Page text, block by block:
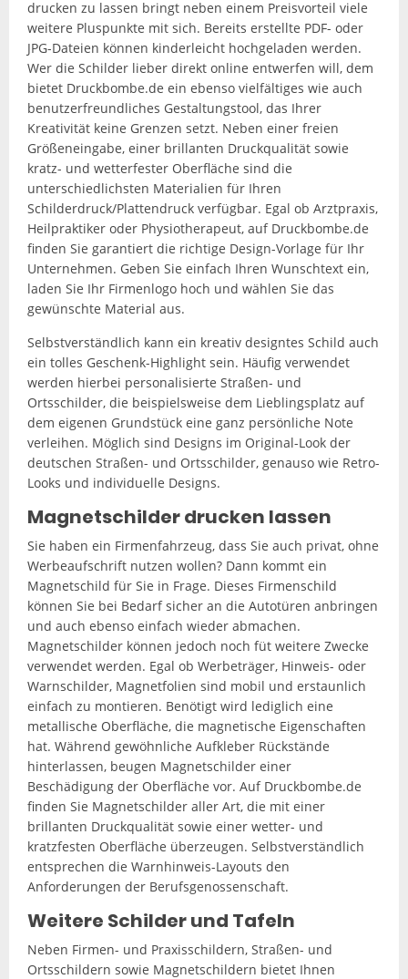
drucken zu lassen bringt neben einem Preisvorteil viele
weitere Pluspunkte mit sich. Bereits erstellte PDF- oder
JPG-Dateien können kinderleicht hochgeladen werden.
Wer die Schilder lieber direkt online entwerfen will, dem
bietet Druckbombe.de ein ebenso vielfältiges wie auch
benutzerfreundliches Gestaltungstool, das Ihrer
Kreativität keine Grenzen setzt. Neben einer freien
Größeneingabe, einer brillanten Druckqualität sowie
kratz- und wetterfester Oberfläche sind die
unterschiedlichsten Materialien für Ihren
Schilderdruck/Plattendruck verfügbar. Egal ob Arztpraxis,
Heilpraktiker oder Physiotherapeut, auf Druckbombe.de
finden Sie garantiert die richtige Design-Vorlage für Ihr
Unternehmen. Geben Sie einfach Ihren Wunschtext ein,
laden Sie Ihr Firmenlogo hoch und wählen Sie das
gewünschte Material aus.
Selbstverständlich kann ein kreativ designtes Schild auch
ein tolles Geschenk-Highlight sein. Häufig verwendet
werden hierbei personalisierte Straßen- und
Ortsschilder, die beispielsweise dem Lieblingsplatz auf
dem eigenen Grundstück eine ganz persönliche Note
verleihen. Möglich sind Designs im Original-Look der
deutschen Straßen- und Ortsschilder, genauso wie Retro-
Looks und individuelle Designs.
Magnetschilder drucken lassen
Sie haben ein Firmenfahrzeug, dass Sie auch privat, ohne
Werbeaufschrift nutzen wollen? Dann kommt ein
Magnetschild für Sie in Frage. Dieses Firmenschild
können Sie bei Bedarf sicher an die Autotüren anbringen
und auch ebenso einfach wieder abmachen.
Magnetschilder können jedoch noch füt weitere Zwecke
verwendet werden. Egal ob Werbeträger, Hinweis- oder
Warnschilder, Magnetfolien sind mobil und erstaunlich
einfach zu montieren. Benötigt wird lediglich eine
metallische Oberfläche, die magnetische Eigenschaften
hat. Während gewöhnliche Aufkleber Rückstände
hinterlassen, beugen Magnetschilder einer
Beschädigung der Oberfläche vor. Auf Druckbombe.de
finden Sie Magnetschilder aller Art, die mit einer
brillanten Druckqualität sowie einer wetter- und
kratzfesten Oberfläche überzeugen. Selbstverständlich
entsprechen die Warnhinweis-Layouts den
Anforderungen der Berufsgenossenschaft.
Weitere Schilder und Tafeln
Neben Firmen- und Praxisschildern, Straßen- und
Ortsschildern sowie Magnetschildern bietet Ihnen